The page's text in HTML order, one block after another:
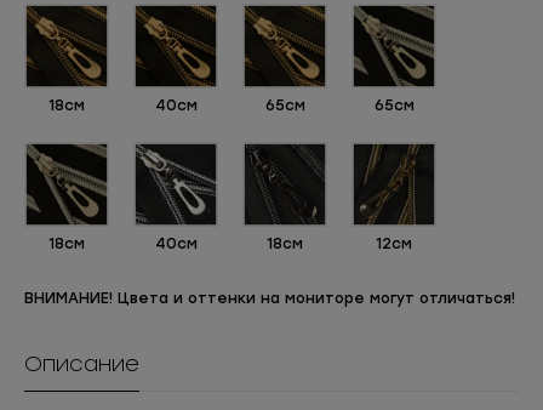
18см 40см 65см 65см
18см 40см 18см 12см
ВНИМАНИЕ! Цвета и оттенки на мониторе могут отличаться!
Описание